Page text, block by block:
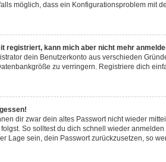
möglich, dass ein Konfigurationsproblem mit
registriert, kann mich aber nicht mehr
dein Benutzerkonto aus verschieden
zu verringern. Registriere dich
dir zwar dein altes Passwort nicht wieder
So solltest du dich schnell wieder
Lage sein, dein Passwort zurückzusetzen, so